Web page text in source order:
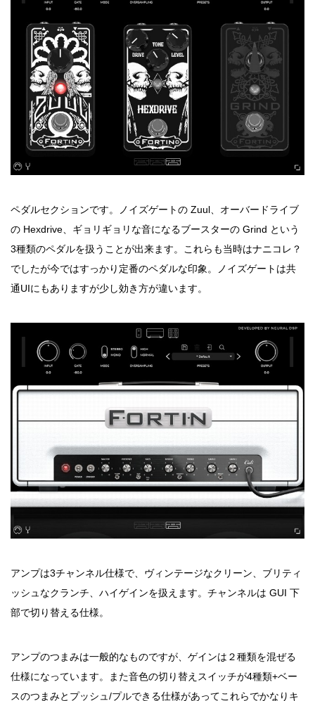
ペダルセクションです。ノイズゲートの Zuul、オーバードライブ
の Hexdrive、ギョリギョリな音になるブースターの Grind という
3種類のペダルを扱うことが出来ます。これらも当時はナニコレ？
でしたが今ではすっかり定番のペダルな印象。ノイズゲートは共
通UIにもありますが少し効き方が違います。
アンプは3チャンネル仕様で、ヴィンテージなクリーン、ブリティ
ッシュなクランチ、ハイゲインを扱えます。チャンネルは GUI 下
部で切り替える仕様。
アンプのつまみは一般的なものですが、ゲインは２種類を混ぜる
仕様になっています。また音色の切り替えスイッチが4種類+ベー
スのつまみとプッシュ/プルできる仕様があってこれらでかなりキ